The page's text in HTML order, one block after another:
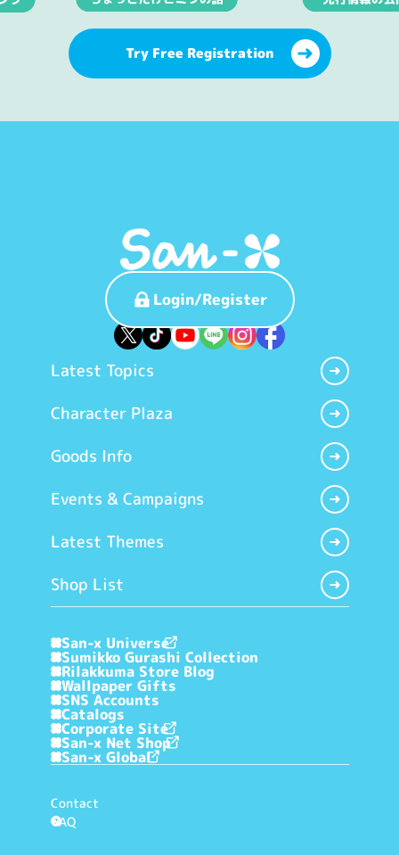
Try Free Registration
Login/Register
Latest Topics
Character Plaza
Goods Info
Events & Campaigns
Latest Themes
Shop List
San-x Universe
Sumikko Gurashi Collection
Rilakkuma Store Blog
Wallpaper Gifts
SNS Accounts
Catalogs
Corporate Site
San-x Net Shop
San-x Global
Contact
?
FAQ